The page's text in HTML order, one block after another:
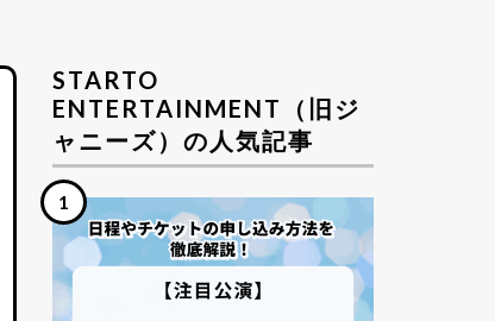
STARTO
ENTERTAINMENT（旧ジ
ャニーズ）の人気記事